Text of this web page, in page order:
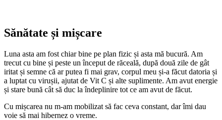
Sănătate și mișcare
Luna asta am fost chiar bine pe plan fizic și asta mă bucură. Am
trecut cu bine și peste un început de răceală, după două zile de gât
iritat și semne că ar putea fi mai grav, corpul meu și-a făcut datoria și
a luptat cu virușii, ajutat de Vit C și alte suplimente. Am avut energie
și stare bună cât să duc la îndeplinire tot ce am avut de făcut.
Cu mișcarea nu m-am mobilizat să fac ceva constant, dar îmi dau
voie să mai hibernez o vreme.